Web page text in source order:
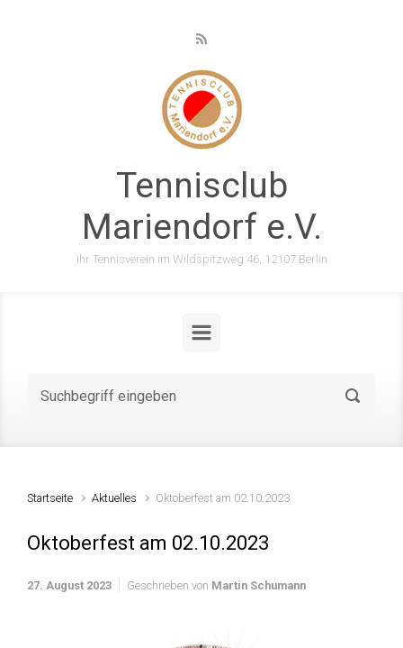
Tennisclub
Mariendorf e.V.
Ihr Tennisverein im Wildspitzweg 46, 12107 Berlin
Startseite Aktuelles Oktoberfest am 02.10.2023
Oktoberfest am 02.10.2023
27. August 2023 Geschrieben von Martin Schumann